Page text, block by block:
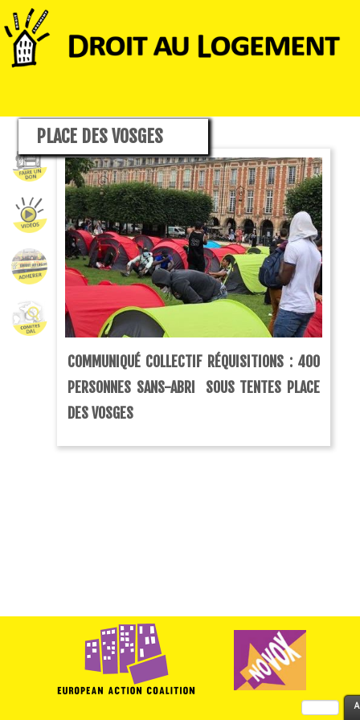
PLACE DES VOSGES
COMMUNIQUÉ COLLECTIF RÉQUISITIONS : 400
PERSONNES SANS-ABRI SOUS TENTES PLACE
DES VOSGES
Rechercher :